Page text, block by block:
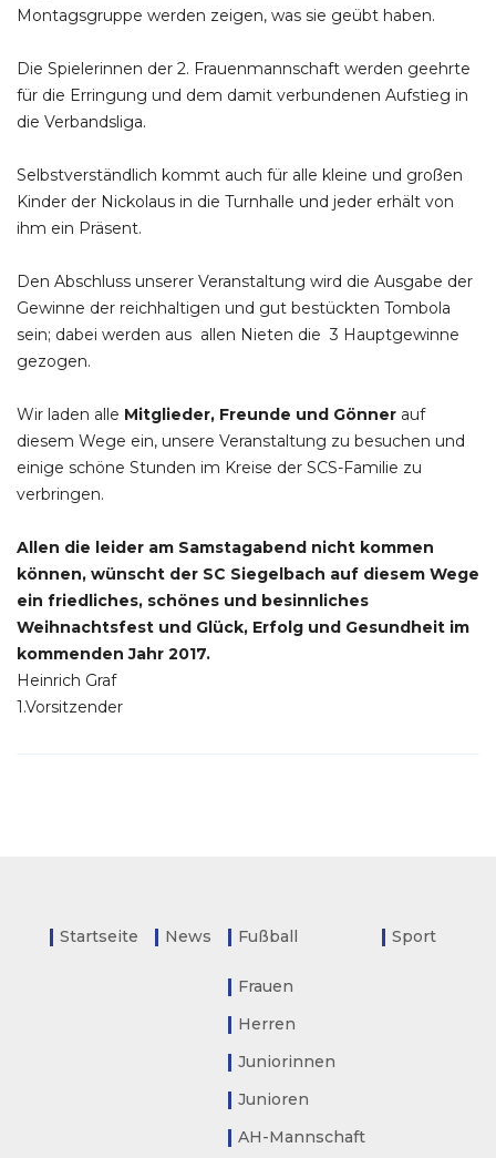
Montagsgruppe werden zeigen, was sie geübt haben.
Die Spielerinnen der 2. Frauenmannschaft werden geehrte
für die Erringung und dem damit verbundenen Aufstieg in
die Verbandsliga.
Selbstverständlich kommt auch für alle kleine und großen
Kinder der Nickolaus in die Turnhalle und jeder erhält von
ihm ein Präsent.
Den Abschluss unserer Veranstaltung wird die Ausgabe der
Gewinne der reichhaltigen und gut bestückten Tombola
sein; dabei werden aus allen Nieten die 3 Hauptgewinne
gezogen.
Wir laden alle Mitglieder, Freunde und Gönner auf
diesem Wege ein, unsere Veranstaltung zu besuchen und
einige schöne Stunden im Kreise der SCS-Familie zu
verbringen.
Allen die leider am Samstagabend nicht kommen
können, wünscht der SC Siegelbach auf diesem Wege
ein friedliches, schönes und besinnliches
Weihnachtsfest und Glück, Erfolg und Gesundheit im
kommenden Jahr 2017.
Heinrich Graf
1.Vorsitzender
Startseite News Fußball
Frauen
Herren
Juniorinnen
Junioren
AH-Mannschaft
Sport